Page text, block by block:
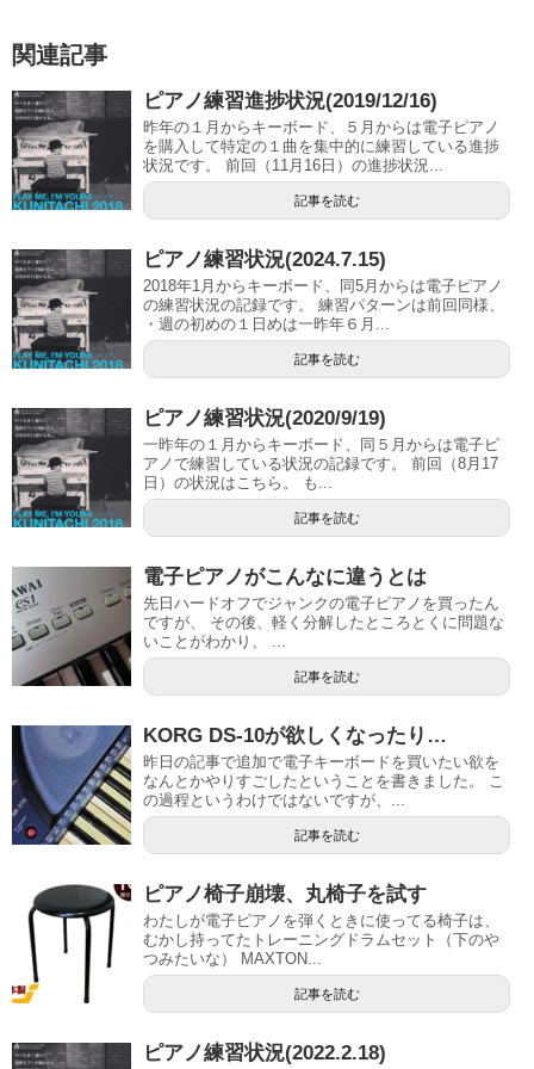
関連記事
ピアノ練習進捗状況(2019/12/16)
昨年の１月からキーボード、５月からは電子ピアノ
を購入して特定の１曲を集中的に練習している進捗
状況です。 前回（11月16日）の進捗状況...
記事を読む
ピアノ練習状況(2024.7.15)
2018年1月からキーボード、同5月からは電子ピアノ
の練習状況の記録です。 練習パターンは前回同様、
・週の初めの１日めは一昨年６月...
記事を読む
ピアノ練習状況(2020/9/19)
一昨年の１月からキーボード、同５月からは電子ピ
アノで練習している状況の記録です。 前回（8月17
日）の状況はこちら。 も...
記事を読む
電子ピアノがこんなに違うとは
先日ハードオフでジャンクの電子ピアノを買ったん
ですが、 その後、軽く分解したところとくに問題な
いことがわかり、 ...
記事を読む
KORG DS-10が欲しくなったり…
昨日の記事で追加で電子キーボードを買いたい欲を
なんとかやりすごしたということを書きました。 こ
の過程というわけではないですが、...
記事を読む
ピアノ椅子崩壊、丸椅子を試す
わたしが電子ピアノを弾くときに使ってる椅子は、
むかし持ってたトレーニングドラムセット（下のや
つみたいな） MAXTON...
記事を読む
ピアノ練習状況(2022.2.18)